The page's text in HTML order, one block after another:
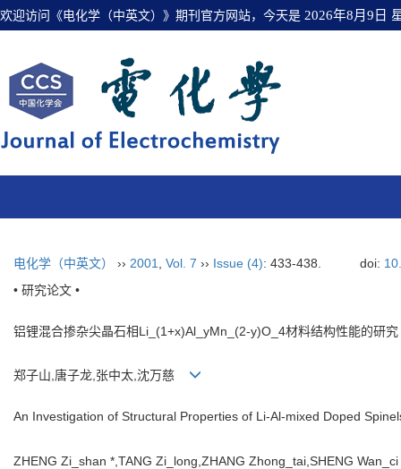
欢迎访问《电化学（中英文）》期刊官方网站，今天是 2026年8月9日
电化学（中英文） ›› 2001 Vol. 7 ›› Issue (4): 433-438. doi:
• 研究论文 •
铝锂混合掺杂尖晶石相Li_(1+x)Al_yMn_(2-y)O_4材料结构性能的研究
郑子山,唐子龙,张中太,沈万慈
An Investigation of Structural Properties of Li-Al-mixed Doped
ZHENG Zi_shan *,TANG Zi_long,ZHANG Zhong_tai,SHENG